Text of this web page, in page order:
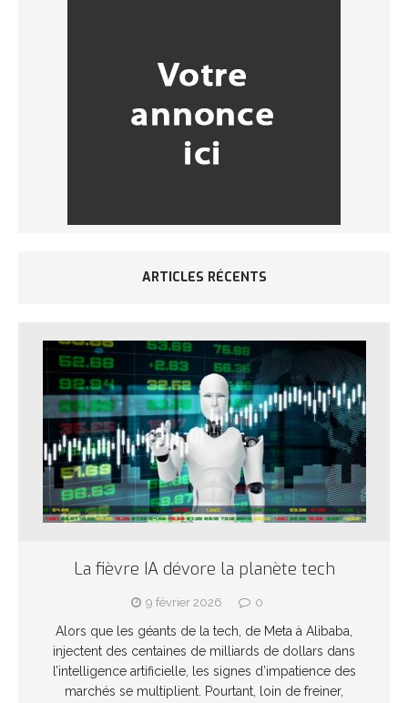
ARTICLES RÉCENTS
La fièvre IA dévore la planète tech
9 février 2026 0
Alors que les géants de la tech, de Meta à Alibaba,
injectent des centaines de milliards de dollars dans
l’intelligence artificielle, les signes d’impatience des
marchés se multiplient. Pourtant, loin de freiner,